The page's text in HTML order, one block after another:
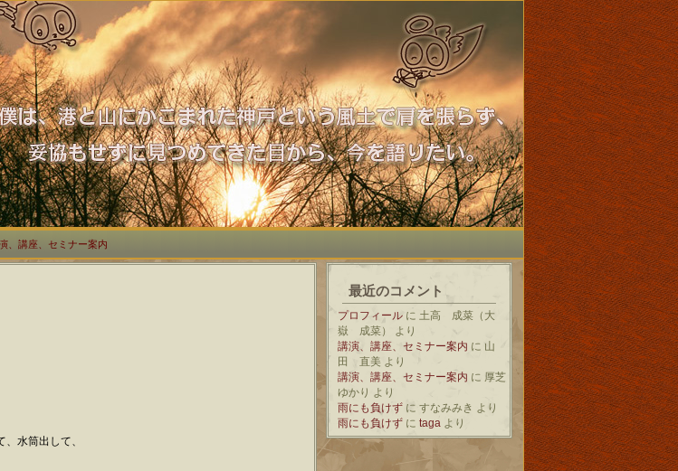
、講座、セミナー案内
水筒出して、
最近のコメント
プロフィール に 土高 成菜（大
嶽 成菜）
より
講演、講座、セミナー案内 に 山
田 直美 より
講演、講座、セミナー案内 に 厚芝
ゆかり より
雨にも負けず に すなみみき より
雨にも負けず に taga より